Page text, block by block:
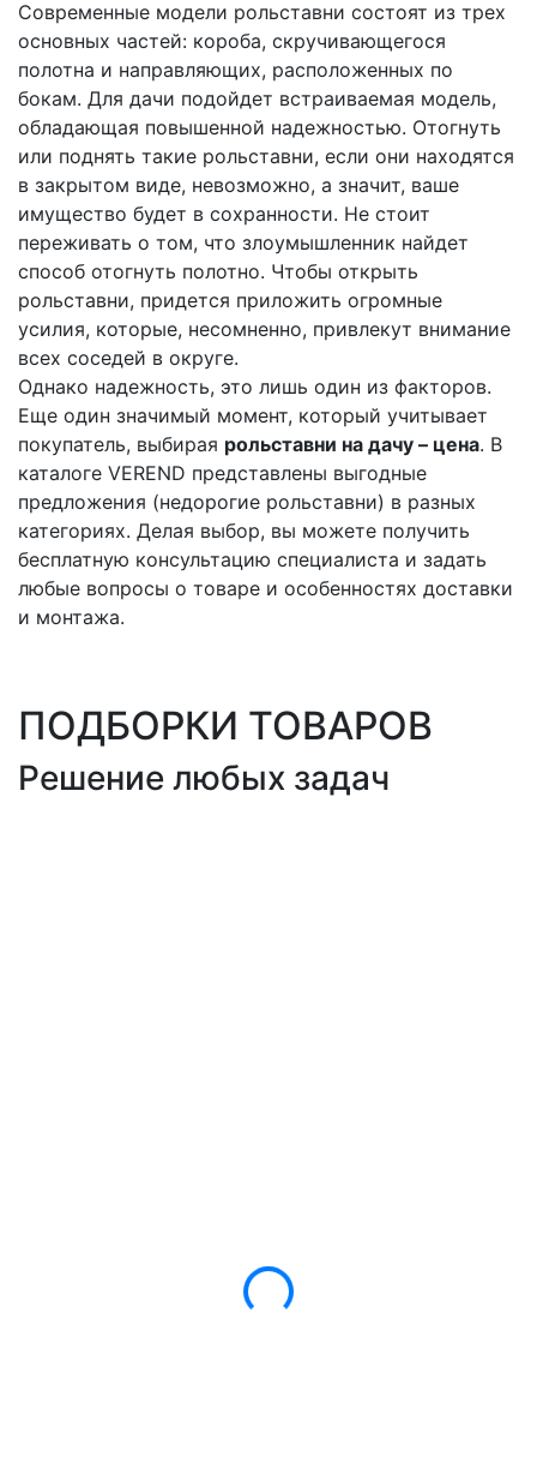
Современные модели рольставни состоят из трех
основных частей: короба, скручивающегося
полотна и направляющих, расположенных по
бокам. Для дачи подойдет встраиваемая модель,
обладающая повышенной надежностью. Отогнуть
или поднять такие рольставни, если они находятся
в закрытом виде, невозможно, а значит, ваше
имущество будет в сохранности. Не стоит
переживать о том, что злоумышленник найдет
способ отогнуть полотно. Чтобы открыть
рольставни, придется приложить огромные
усилия, которые, несомненно, привлекут внимание
всех соседей в округе.
Однако надежность, это лишь один из факторов.
Еще один значимый момент, который учитывает
покупатель, выбирая рольставни на дачу – цена. В
каталоге VEREND представлены выгодные
предложения (недорогие рольставни) в разных
категориях. Делая выбор, вы можете получить
бесплатную консультацию специалиста и задать
любые вопросы о товаре и особенностях доставки
и монтажа.
ПОДБОРКИ ТОВАРОВ
Решение любых задач